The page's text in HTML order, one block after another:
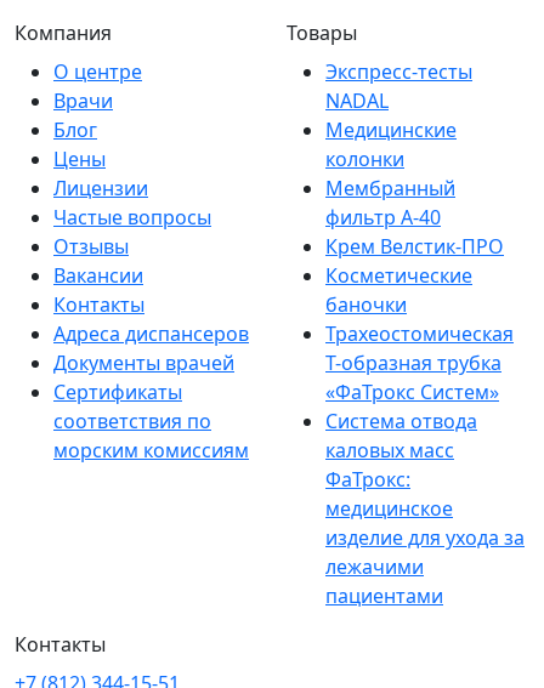
Компания
О центре
Врачи
Блог
Цены
Лицензии
Частые вопросы
Отзывы
Вакансии
Контакты
Адреса диспансеров
Документы врачей
Сертификаты
соответствия по
морским комиссиям
Товары
Экспресс-тесты
NADAL
Медицинские
колонки
Мембранный
фильтр A-40
Крем Велстик-ПРО
Косметические
баночки
Трахеостомическая
Т-образная трубка
«ФаТрокс Систем»
Система отвода
каловых масс
ФаТрокс:
медицинское
изделие для ухода за
лежачими
пациентами
Контакты